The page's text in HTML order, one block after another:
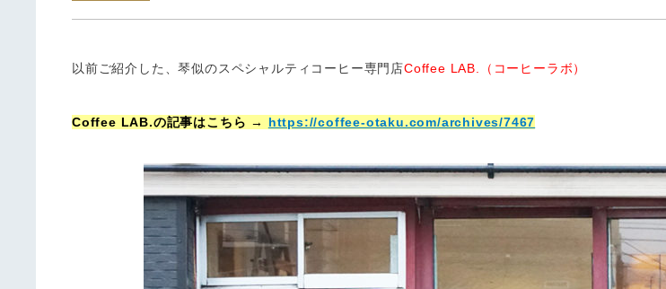
以前ご紹介した、琴似のスペシャルティコーヒー専門店Coffee LAB.（コーヒーラボ）
Coffee LAB.の記事はこちら → https://coffee-otaku.com/archives/7467